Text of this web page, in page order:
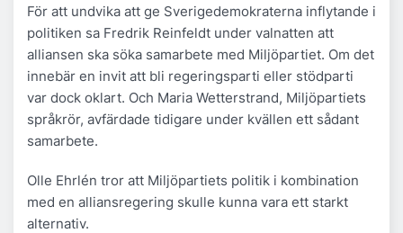
För att undvika att ge Sverigedemokraterna inflytande i
politiken sa Fredrik Reinfeldt under valnatten att
alliansen ska söka samarbete med Miljöpartiet. Om det
innebär en invit att bli regeringsparti eller stödparti
var dock oklart. Och Maria Wetterstrand, Miljöpartiets
språkrör, avfärdade tidigare under kvällen ett sådant
samarbete.
Olle Ehrlén tror att Miljöpartiets politik i kombination
med en alliansregering skulle kunna vara ett starkt
alternativ.